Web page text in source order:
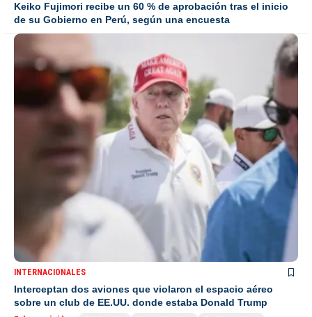
Keiko Fujimori recibe un 60 % de aprobación tras el inicio
de su Gobierno en Perú, según una encuesta
INTERNACIONALES
Interceptan dos aviones que violaron el espacio aéreo
sobre un club de EE.UU. donde estaba Donald Trump